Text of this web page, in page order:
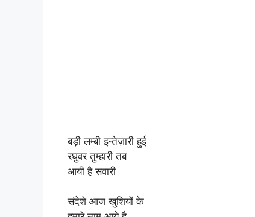
बड़ी लम्बी इन्तेज़ारी हुई
रघुवर तुम्हारी तब
आयी है सवारी
संदेशे आज खुशियों के